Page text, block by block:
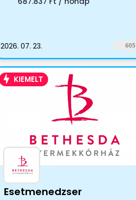
2026. 07. 23. 605
KIEMELT
Esetmenedzser